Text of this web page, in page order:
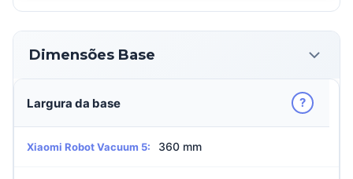
Dimensões Base
Largura da base ?
Xiaomi Robot Vacuum 5: 360 mm